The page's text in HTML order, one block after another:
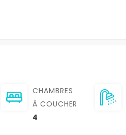
CHAMBRES
À COUCHER
4